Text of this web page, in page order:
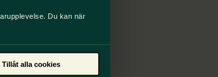
Du kan när
Tillåt alla cookies